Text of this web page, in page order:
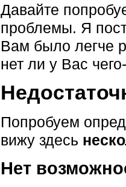
Давайте
проблемы. Я
Вам было легче
нет ли у Вас
Попробуем
вижу здесь
Нет